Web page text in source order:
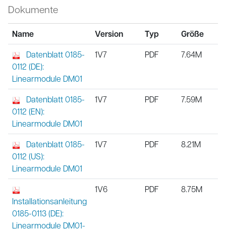
Dokumente
Name Version Typ Größe
Datenblatt 0185-
0112 (DE):
Linearmodule DM01
1V7 PDF 7.64M
Datenblatt 0185-
0112 (EN):
Linearmodule DM01
1V7 PDF 7.59M
Datenblatt 0185-
0112 (US):
Linearmodule DM01
1V7 PDF 8.21M
Installationsanleitung
0185-0113 (DE):
Linearmodule DM01-
1V6 PDF 8.75M